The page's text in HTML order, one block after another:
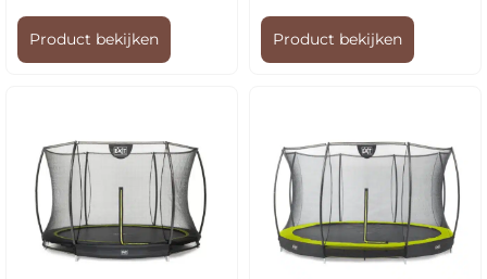
Product bekijken Product bekijken